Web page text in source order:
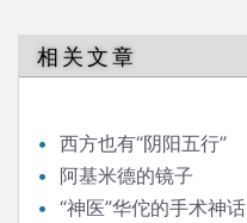
相关文章
西方也有“阴阳五行”
阿基米德的镜子
“神医”华佗的手术神话